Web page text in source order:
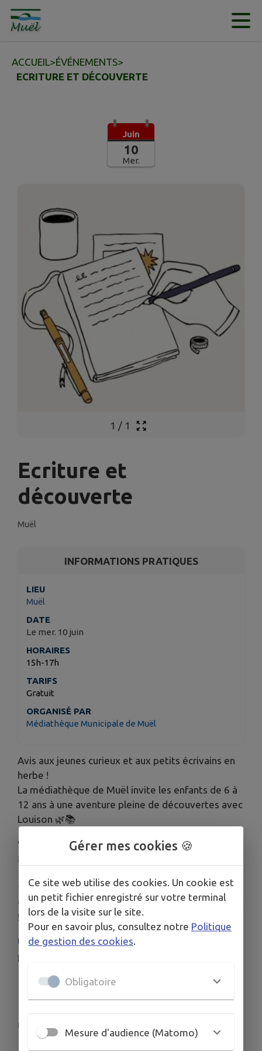
Contenu
ACCUEIL>ÉVÉNEMENTS>
ECRITURE ET DÉCOUVERTE
Juin
10
Mer.
1 / 1
Ecriture et
découverte
Muël
INFORMATIONS PRATIQUES
LIEU
Muël
DATE
Le mer. 10 juin
HORAIRES
15h-17h
TARIFS
Gratuit
ORGANISÉ PAR
Médiathèque Municipale de Muël
Avis aux jeunes curieux et aux petits écrivains en
herbe !
La médiathèque de Muël invite les enfants de 6 à
12 ans à une aventure pleine de découvertes avec
Louison 🌿📚
🔍 Au programme :
🐜 Recherche et découverte autour des insectes
✨ Jeux d’écriture, imagination et partage
😄 Et surtout… le plaisir d’apprendre en s’amusant
!
Un atelier pour observer, inventer, écrire et laisser
parler sa curiosité 🦋
📍 Infos pratiques :
🎟 Gratuit
Gérer mes cookies 🍪
Ce site web utilise des cookies. Un cookie est
un petit fichier enregistré sur votre terminal
lors de la visite sur le site.
Pour en savoir plus, consultez notre Politique
de gestion des cookies.
Obligatoire
Mesure d'audience (Matomo)